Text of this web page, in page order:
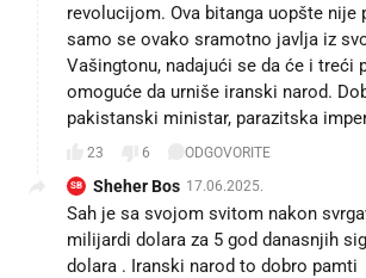
revolucijom. Ova bitanga uopšte nije
samo se ovako sramotno javlja iz
Vašingtonu, nadajući se da će i treći
omoguće da urniše iranski narod.
pakistanski ministar, parazitska
23 6 ODGOVORITE
SB Sheher Bos 17.06.2025.
Sah je sa svojom svitom nakon
milijardi dolara za 5 god danasnjih
dolara . Iranski narod to dobro pamti